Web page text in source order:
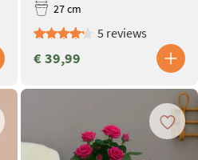
27 cm
5 reviews
€ 39,99